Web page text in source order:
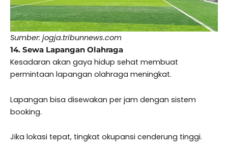
Sumber: jogja.tribunnews.com
14. Sewa Lapangan Olahraga
Kesadaran akan gaya hidup sehat membuat
permintaan lapangan olahraga meningkat.
Lapangan bisa disewakan per jam dengan sistem
booking.
Jika lokasi tepat, tingkat okupansi cenderung tinggi.